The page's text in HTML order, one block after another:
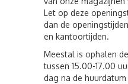
Let op deze
dan de
en kantoortijden.
Meestal is ophalen
tussen 15.00-17.00
dag na de